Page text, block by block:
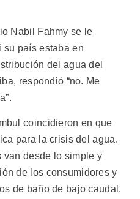
Nabil Fahmy se le
su país estaba en
del agua del
respondió “no. Me
coincidieron en que
para la crisis del agua.
van desde lo simple y
de los consumidores y
de baño de bajo caudal,